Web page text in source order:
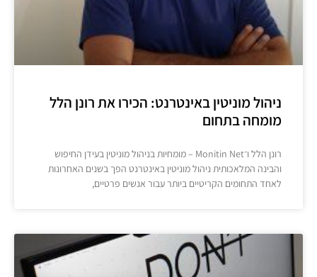
ניהול מוניטין באינטרנט: הכירו את רונן הלל
מומחה בתחום
רונן הלל ו־Monitin Net – מומחיות בניהול מוניטין בעידן החיפוש
והבינה המלאכותית ניהול מוניטין באינטרנט הפך בשנים האחרונות
לאחד התחומים הקריטיים ביותר עבור אנשים פרטיים,